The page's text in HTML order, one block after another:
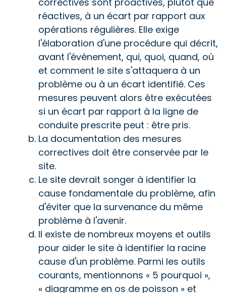
réactives, à un écart par rapport aux
opérations régulières. Elle exige
l'élaboration d'une procédure qui décrit,
avant l'événement, qui, quoi, quand, où
et comment le site s'attaquera à un
problème ou à un écart identifié. Ces
mesures peuvent alors être exécutées
si un écart par rapport à la ligne de
conduite prescrite peut : être pris.
La documentation des mesures
correctives doit être conservée par le
site.
Le site devrait songer à identifier la
cause fondamentale du problème, afin
d'éviter que la survenance du même
problème à l'avenir.
Il existe de nombreux moyens et outils
pour aider le site à identifier la racine
cause d'un problème. Parmi les outils
courants, mentionnons « 5 pourquoi »,
« diagramme en os de poisson » et